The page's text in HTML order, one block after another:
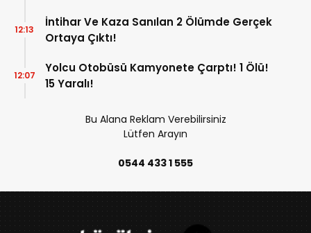
İntihar Ve Kaza Sanılan 2 Ölümde Gerçek
Ortaya Çıktı!
12:13
Yolcu Otobüsü Kamyonete Çarptı! 1 Ölü!
15 Yaralı!
12:07
Bu Alana Reklam Verebilirsiniz
Lütfen Arayın
0544 433 1 555